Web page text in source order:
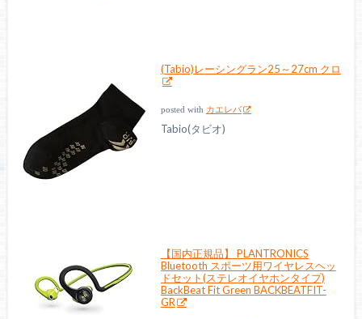
(Tabio)レーシングラン25～27cm クロ
posted with カエレバ
Tabio(タビオ)
【国内正規品】 PLANTRONICS
Bluetooth スポーツ用ワイヤレスヘッ
ドセット(ステレオイヤホンタイプ)
BackBeat Fit Green BACKBEATFIT-
GR